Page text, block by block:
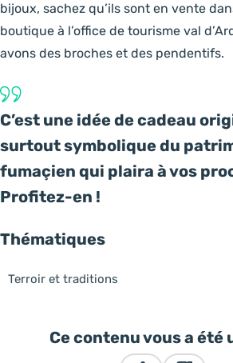
bijoux, sachez qu’ils sont en vente
boutique à l’office de tourisme val
avons des broches et des pendentifs.
C’est une idée de cadeau
surtout symbolique du
fumaçien qui plaira à vos
Profitez-en !
Thématiques
Terroir et traditions
Ce contenu vous a été